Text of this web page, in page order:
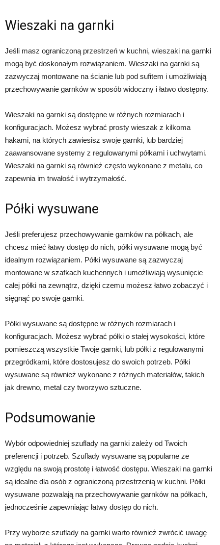
Wieszaki na garnki
Jeśli masz ograniczoną przestrzeń w kuchni, wieszaki na garnki
mogą być doskonałym rozwiązaniem. Wieszaki na garnki są
zazwyczaj montowane na ścianie lub pod sufitem i umożliwiają
przechowywanie garnków w sposób widoczny i łatwo dostępny.
Wieszaki na garnki są dostępne w różnych rozmiarach i
konfiguracjach. Możesz wybrać prosty wieszak z kilkoma
hakami, na których zawiesisz swoje garnki, lub bardziej
zaawansowane systemy z regulowanymi półkami i uchwytami.
Wieszaki na garnki są również często wykonane z metalu, co
zapewnia im trwałość i wytrzymałość.
Półki wysuwane
Jeśli preferujesz przechowywanie garnków na półkach, ale
chcesz mieć łatwy dostęp do nich, półki wysuwane mogą być
idealnym rozwiązaniem. Półki wysuwane są zazwyczaj
montowane w szafkach kuchennych i umożliwiają wysunięcie
całej półki na zewnątrz, dzięki czemu możesz łatwo zobaczyć i
sięgnąć po swoje garnki.
Półki wysuwane są dostępne w różnych rozmiarach i
konfiguracjach. Możesz wybrać półki o stałej wysokości, które
pomieszczą wszystkie Twoje garnki, lub półki z regulowanymi
przegródkami, które dostosujesz do swoich potrzeb. Półki
wysuwane są również wykonane z różnych materiałów, takich
jak drewno, metal czy tworzywo sztuczne.
Podsumowanie
Wybór odpowiedniej szuflady na garnki zależy od Twoich
preferencji i potrzeb. Szuflady wysuwane są popularne ze
względu na swoją prostotę i łatwość dostępu. Wieszaki na garnki
są idealne dla osób z ograniczoną przestrzenią w kuchni. Półki
wysuwane pozwalają na przechowywanie garnków na półkach,
jednocześnie zapewniając łatwy dostęp do nich.
Przy wyborze szuflady na garnki warto również zwrócić uwagę